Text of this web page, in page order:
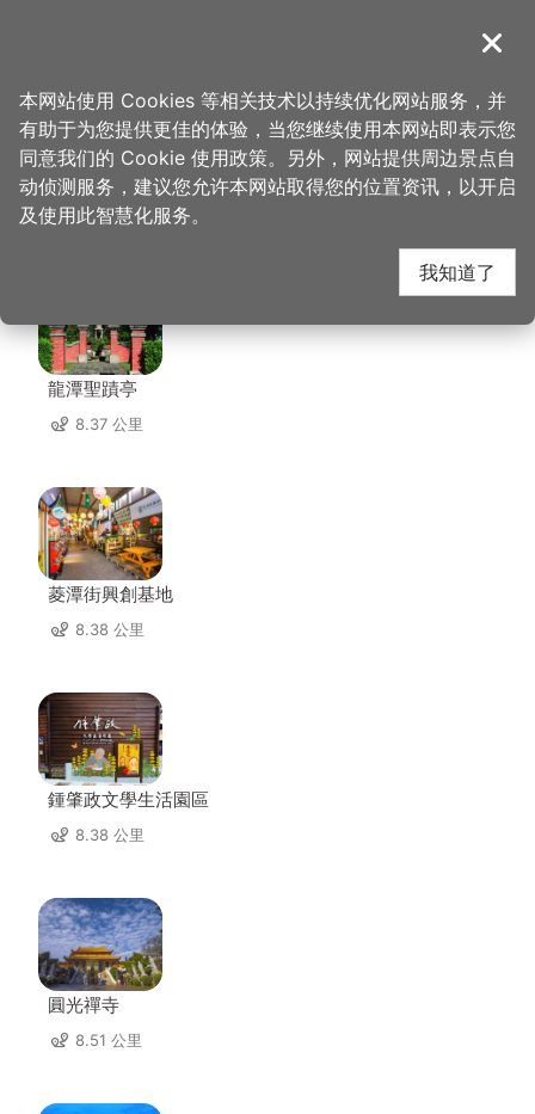
導覽
首页 > 想去的地方 > 住宿 > 马村隐园民宿
马村隐园民宿 周边景点
龍潭聖蹟亭
8.37 公里
菱潭街興創基地
8.38 公里
鍾肇政文學生活園區
8.38 公里
圓光禪寺
8.51 公里
关闭
本网站使用 Cookies 等相关技术以持续优化网站服务，并
有助于为您提供更佳的体验，当您继续使用本网站即表示您
同意我们的 Cookie 使用政策。另外，网站提供周边景点自
动侦测服务，建议您允许本网站取得您的位置资讯，以开启
及使用此智慧化服务。
我知道了